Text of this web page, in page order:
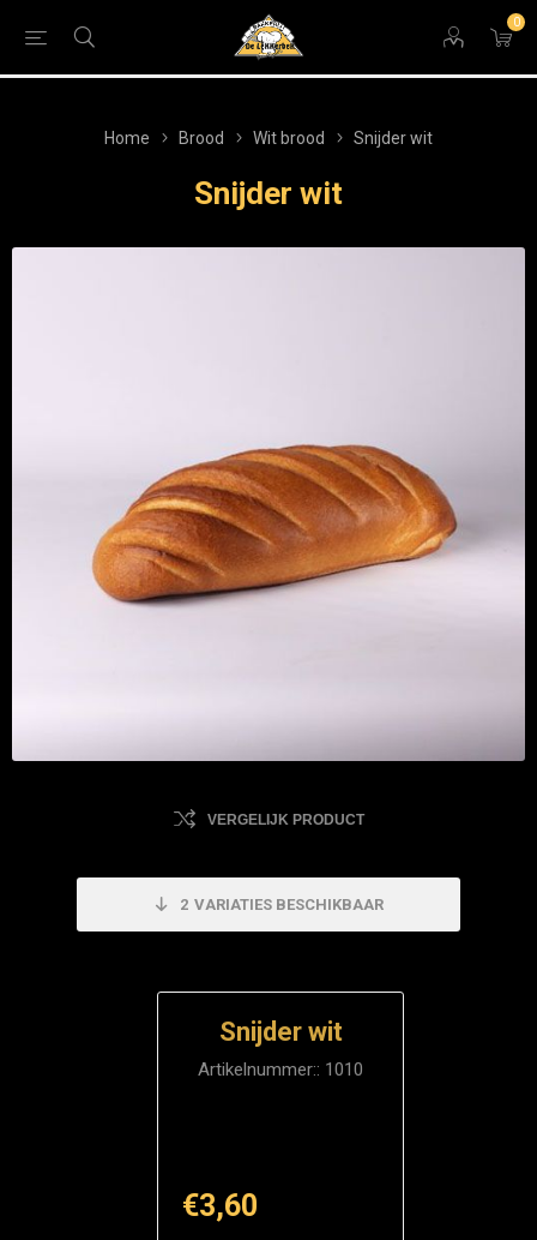
0
Home Brood Wit brood Snijder wit
Snijder wit
VERGELIJK PRODUCT
2 VARIATIES BESCHIKBAAR
Snijder wit
Artikelnummer:: 1010
€3,60